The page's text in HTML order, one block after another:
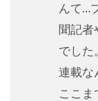
んて…
聞記者
でした
連載な
ここ